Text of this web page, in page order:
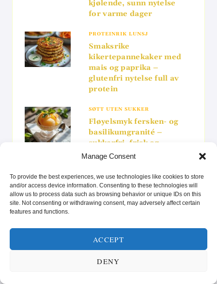
Manage Consent
To provide the best experiences, we use technologies like cookies to store
and/or access device information. Consenting to these technologies will
allow us to process data such as browsing behavior or unique IDs on this
site. Not consenting or withdrawing consent, may adversely affect certain
features and functions.
ACCEPT
DENY
kjølende, sunn nytelse
for varme dager
PROTEINRIK LUNSJ
Smaksrike
kikertepannekaker med
mais og paprika –
glutenfri nytelse full av
protein
SØTT UTEN SUKKER
Fløyelsmyk fersken- og
basilikumgranité –
sukkerfri, frisk og
sommerlig
Kremet tropisk
fiskeceviche med kokos
og pasjonsfrukt
Kremet kikertsalat med
Plantebasert favoritt